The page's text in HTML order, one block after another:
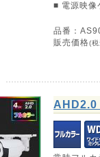
■ 電源映
品番：
販売価格(
AHD2.0